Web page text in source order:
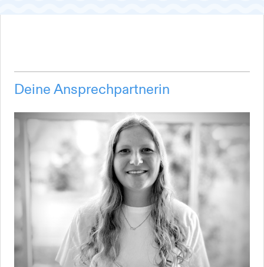
Deine Ansprechpartnerin